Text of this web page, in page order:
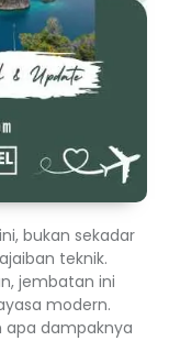
bukan sekadar
teknik.
jembatan ini
modern.
apa dampaknya